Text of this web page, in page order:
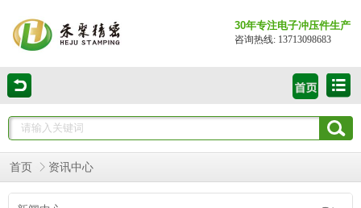
30年专注电子冲压件生产
咨询热线: 13713098683
首页 资讯中心